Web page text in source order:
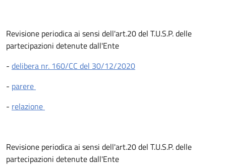
Revisione periodica ai sensi dell'art.20 del T.U.S.P. delle
partecipazioni detenute dall'Ente
- delibera nr. 160/CC del 30/12/2020
- parere
- relazione
Revisione periodica ai sensi dell'art.20 del T.U.S.P. delle
partecipazioni detenute dall'Ente